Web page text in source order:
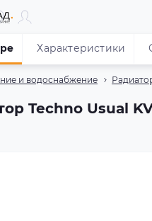
и водоснабжение
Techno Usual
Характеристики